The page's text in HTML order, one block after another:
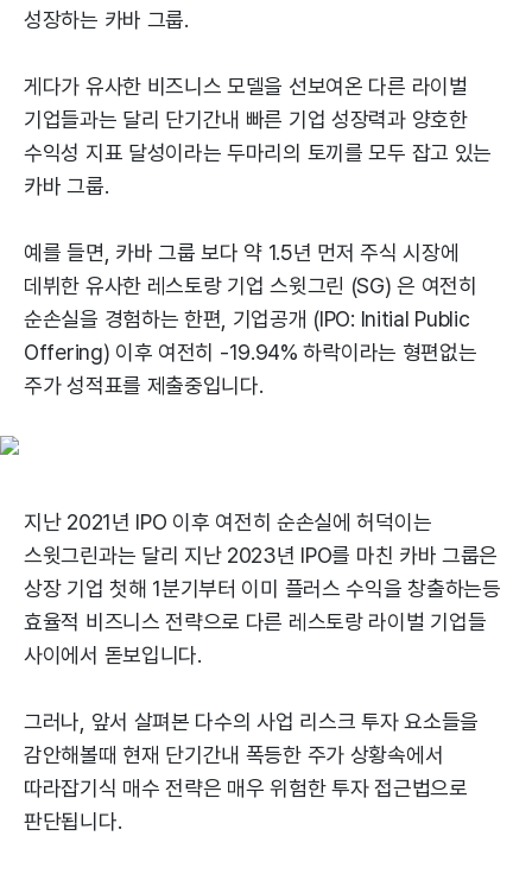
성장하는 카바 그룹.
게다가 유사한 비즈니스 모델을 선보여온 다른 라이벌
기업들과는 달리 단기간내 빠른 기업 성장력과 양호한
수익성 지표 달성이라는 두마리의 토끼를 모두 잡고 있는
카바 그룹.
예를 들면, 카바 그룹 보다 약 1.5년 먼저 주식 시장에
데뷔한 유사한 레스토랑 기업 스윗그린 (SG) 은 여전히
순손실을 경험하는 한편, 기업공개 (IPO: Initial Public
Offering) 이후 여전히 -19.94% 하락이라는 형편없는
주가 성적표를 제출중입니다.
지난 2021년 IPO 이후 여전히 순손실에 허덕이는
스윗그린과는 달리 지난 2023년 IPO를 마친 카바 그룹은
상장 기업 첫해 1분기부터 이미 플러스 수익을 창출하는등
효율적 비즈니스 전략으로 다른 레스토랑 라이벌 기업들
사이에서 돋보입니다.
그러나, 앞서 살펴본 다수의 사업 리스크 투자 요소들을
감안해볼때 현재 단기간내 폭등한 주가 상황속에서
따라잡기식 매수 전략은 매우 위험한 투자 접근법으로
판단됩니다.